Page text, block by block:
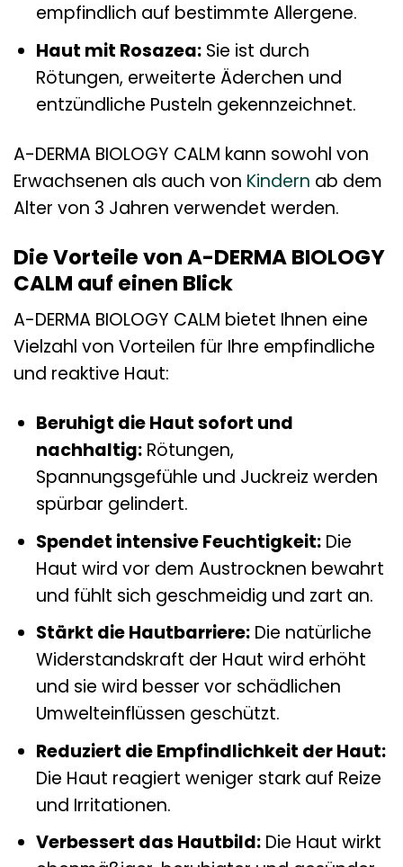
empfindlich auf bestimmte Allergene.
Haut mit Rosazea:Sie ist durch
Rötungen, erweiterte Äderchen und
entzündliche Pusteln gekennzeichnet.
A-DERMA BIOLOGY CALM kann sowohl von
Erwachsenen als auch von Kindern ab dem
Alter von 3 Jahren verwendet werden.
Die Vorteile von A-DERMA BIOLOGY
CALM auf einen Blick
A-DERMA BIOLOGY CALM bietet Ihnen eine
Vielzahl von Vorteilen für Ihre empfindliche
und reaktive Haut:
Beruhigt die Haut sofort und
nachhaltig:Rötungen,
Spannungsgefühle und Juckreiz werden
spürbar gelindert.
Spendet intensive Feuchtigkeit:Die
Haut wird vor dem Austrocknen bewahrt
und fühlt sich geschmeidig und zart an.
Stärkt die Hautbarriere:Die natürliche
Widerstandskraft der Haut wird erhöht
und sie wird besser vor schädlichen
Umwelteinflüssen geschützt.
Reduziert die Empfindlichkeit der Haut:
Die Haut reagiert weniger stark auf Reize
und Irritationen.
Verbessert das Hautbild:Die Haut wirkt